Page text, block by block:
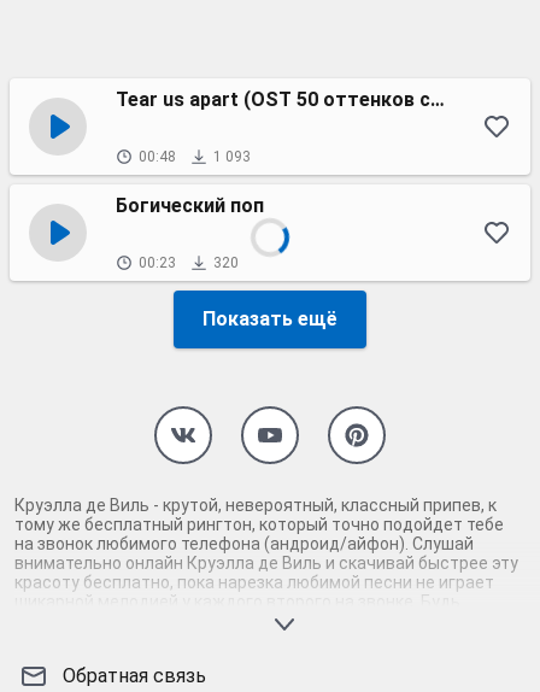
Tear us apart (OST 50 оттенков свободы)
00:48 1 093
Богический поп
00:23 320
Показать ещё
Круэлла де Виль - крутой, невероятный, классный припев, к
тому же бесплатный рингтон, который точно подойдет тебе
на звонок любимого телефона (андроид/айфон). Слушай
внимательно онлайн Круэлла де Виль и скачивай быстрее эту
красоту бесплатно, пока нарезка любимой песни не играет
шикарной мелодией у каждого второго на звонке. Будь
первым, кто скачает бесплатно сей шедевр музыки и оценит
mp3 песни на звонок телефона, ну, или m4r мелодию на айфон
Обратная связь